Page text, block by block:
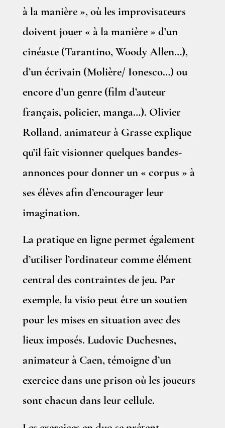
à la manière », où les improvisateurs
doivent jouer « à la manière » d’un
cinéaste (Tarantino, Woody Allen…),
d’un écrivain (Molière/ Ionesco…) ou
encore d’un genre (film d’auteur
français, policier, manga…). Olivier
Rolland, animateur à Grasse explique
qu’il fait visionner quelques bandes-
annonces pour donner un « corpus » à
ses élèves afin d’encourager leur
imagination.
La pratique en ligne permet également
d’utiliser l’ordinateur comme élément
central des contraintes de jeu. Par
exemple, la visio peut être un soutien
pour les mises en situation avec des
lieux imposés. Ludovic Duchesnes,
animateur à Caen, témoigne d’un
exercice dans une prison où les joueurs
sont chacun dans leur cellule.